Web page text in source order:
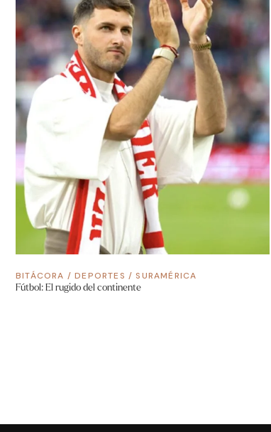
BITÁCORA /DEPORTES / SURAMÉRICA
Fútbol: El rugido del continente